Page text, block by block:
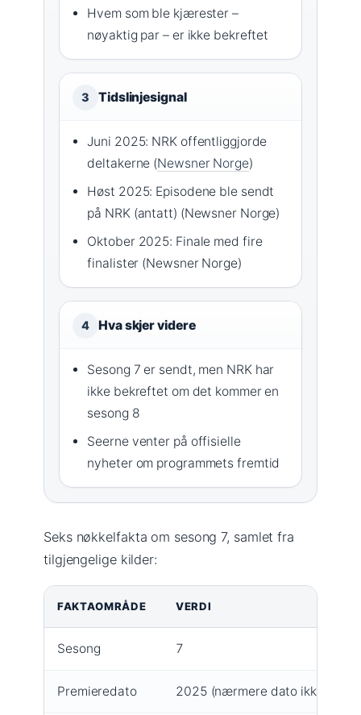
Hvem som ble kjærester –
nøyaktig par – er ikke bekreftet
3 Tidslinjesignal
Juni 2025: NRK offentliggjorde
deltakerne (Newsner Norge)
Høst 2025: Episodene ble sendt
på NRK (antatt) (Newsner Norge)
Oktober 2025: Finale med fire
finalister (Newsner Norge)
4 Hva skjer videre
Sesong 7 er sendt, men NRK har
ikke bekreftet om det kommer en
sesong 8
Seerne venter på offisielle
nyheter om programmets fremtid
Seks nøkkelfakta om sesong 7, samlet fra
tilgjengelige kilder:
FAKTAOMRÅDE VERDI
Sesong 7
Premieredato 2025 (nærmere dato ikke